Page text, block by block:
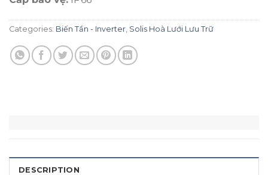
Categories: Biến Tần - Inverter Solis Hoà Lưới Lưu Trữ
DESCRIPTION